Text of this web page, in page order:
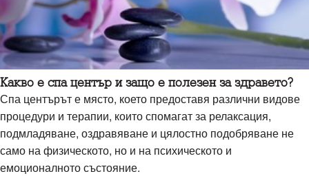
Какво е спа център и защо е полезен за здравето?
Спа центърът е място, което предоставя различни видове
процедури и терапии, които спомагат за релаксация,
подмладяване, оздравяване и цялостно подобряване не
само на физическото, но и на психическото и
емоционалното състояние.